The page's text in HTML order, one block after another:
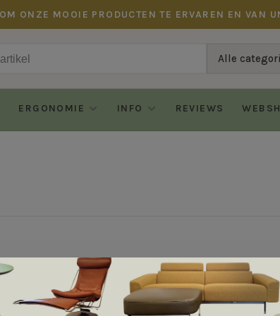
ONZE MOOIE PRODUCTEN TE ERVAREN EN VAN
Alle
ERGONOMIE INFO REVIEWS